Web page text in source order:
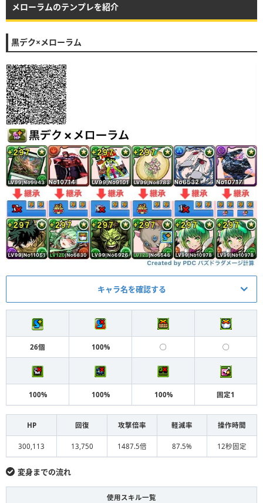
メローラムのテンプレを紹介
黒デク×メローラム
キャラ名を確認する
L 変身黒デク レン（MTG）装備
ウルヴァリン＆マグニート
ー装備（コラボ2）
シーハルク装備（クラシッ
究極伊之助 ミリア装備（標本）
S 変身メローラム 炭治郎装備（耳飾り）
F 変身メローラム
装備（コラボ2）
26個 100% ◯ ◯
100% 100% 100% 固定1
HP 回復 攻撃倍率 軽減率 操作時間
300,113 13,750 1487.5倍 87.5% 12秒固定
変身までの流れ
使用スキル一覧